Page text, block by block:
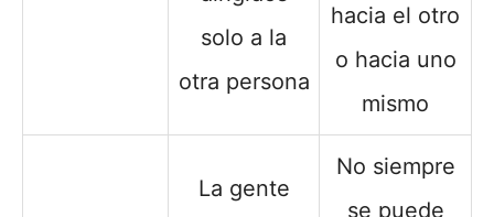
solo a la
otra persona
hacia el otro
o hacia uno
mismo
La gente
No siempre
se puede